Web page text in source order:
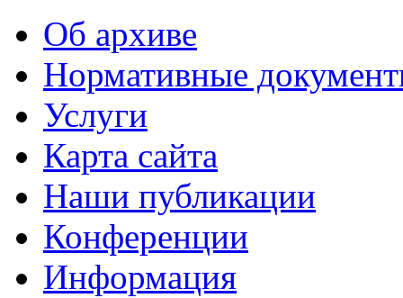
Об архиве
Нормативные
Услуги
Карта сайта
Наши публикации
Конференции
Информация